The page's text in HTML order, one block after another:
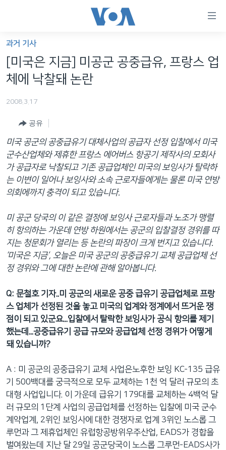
가
능
링
로
동
으
로
이
검
으
로
이
등
세계
프로그램
주파수 안내
언어 선택
과거 기사
[미국은 지금] 미공군 공중급유, 프랑스 업
체에 낙찰돼 논란
2008.3.17
공유
미국 공군의 공중급유기 대체사업의 공급자 선정 입찰에서 미국
군수산업체와 제휴한 프랑스 에어버스 항공기 제작사의 모회사
가 공급자로 낙찰되고 기존 공급업체인 미국의 보잉사가 탈락하
는 이변이 일어나 보잉사와 소속 근로자들에게는 물론 미국 연방
의회에까지 충격이 되고 있습니다.
미 공군 당국의 이 같은 결정에 보잉사 근로자들과 노조가 맹렬
히 항의하는 가운데 연방 하원에서는 공군의 입찰결정 경위를 따
지는 청문회가 열리는 등 논란의 파장이 크게 번지고 있습니다.
‘미국은 지금’, 오늘은 미국 공군의 공중급유기 교체 공급업체 선
정 경위와 그에 대한 논란에 관해 알아봅니다.
Q: 문철호 기자..미 공군의 새로운 공중 급유기 공급업체로 프랑
스 업체가 선정된 것을 놓고 미국의 업계와 정계에서 뜨거운 쟁
점이 되고 있군요...입찰에서 탈락한 보잉사가 공식 항의를 제기
했는데...공중급유기 공급 규모와 공급업체 선정 경위가 어떻게
돼 있습니까?
A : 미 공군의 공중급유기 교체 사업은노후한 보잉 KC-135 급유
기 500백대를 궁극적으로 모두 교체하는 1천 억 달러 규모의 초
대형 사업입니다. 이 가운데 급유기 179대를 교체하는 4백억 달
러 규모의 1단계 사업의 공급업체를 선정하는 입찰에 미국 군수
계약업계, 2위인 보잉사에 대한 경쟁자로 업계 3위인 노스롭 그
루먼과 그 제휴업체인 유럽항공방위우주산업, EADS가 경합을
벌여왔는데 지난 달 29일 공군당국이 노스롭 그루먼-EADS사가